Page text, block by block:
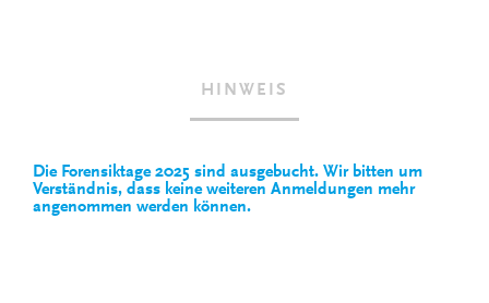
HINWEIS
Die Forensiktage 2025 sind ausgebucht. Wir bitten um
Verständnis, dass keine weiteren Anmeldungen mehr
angenommen werden können.